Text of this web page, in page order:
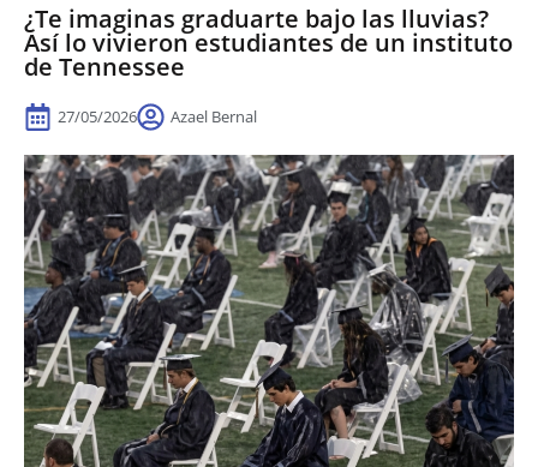
¿Te imaginas graduarte bajo las lluvias?
Así lo vivieron estudiantes de un instituto
de Tennessee
27/05/2026 Azael Bernal